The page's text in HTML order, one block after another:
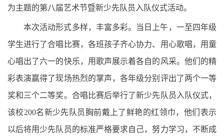
为主题的第八届艺术节暨新少先队员入队仪式活动。
本次活动形式多样，丰富多彩。当日上午，一至四年级
学生进行了合唱比赛，各班孩子齐心协力、用心歌唱，用童
心唱出了六一的快乐，用歌声展示着各自的风采。他们的精
彩表演赢得了现场热烈的掌声，各年级分别评出了两个一等
奖和三个二等奖。合唱比赛后举行了新少先队员入队仪式，
该校200名新少先队员胸前戴上了鲜艳的红领巾，他们表示
以后将用少先队员的标准严格要求自己，努力学习，不断成